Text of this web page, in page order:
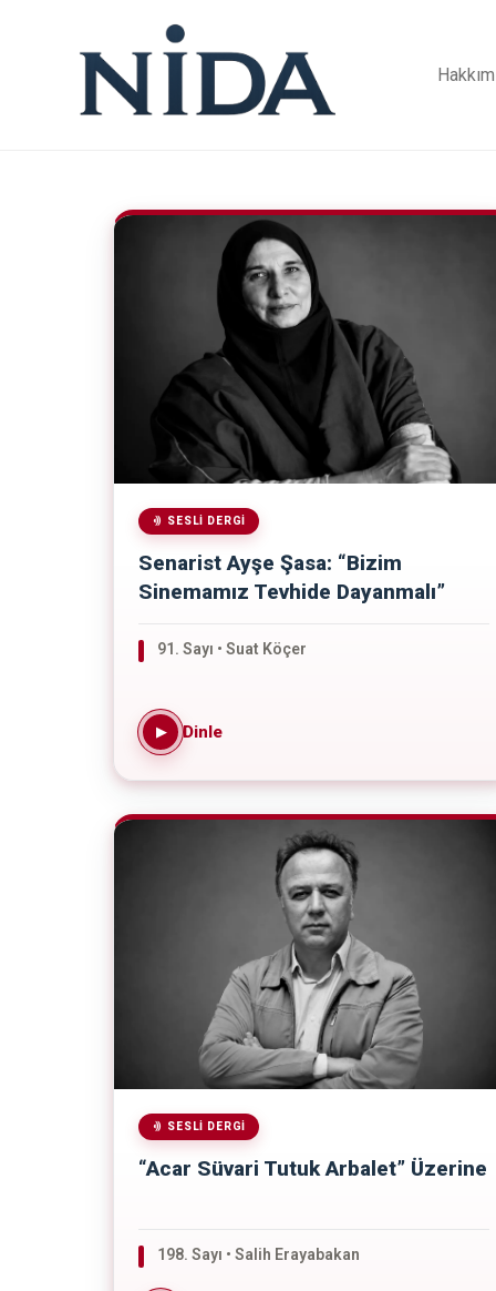
SESLI DERGI
Senarist Ayşe Şasa: “Bizim
Sinemamız Tevhide Dayanmalı”
91. Sayı • Suat Köçer
▶ Dinle
SESLI DERGI
“Acar Süvari Tutuk Arbalet” Üzerine
198. Sayı • Salih Erayabakan